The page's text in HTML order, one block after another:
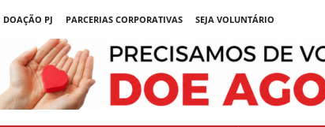
DOAÇÃO PJ PARCERIAS CORPORATIVAS
SEJA VOLUNTÁRIO